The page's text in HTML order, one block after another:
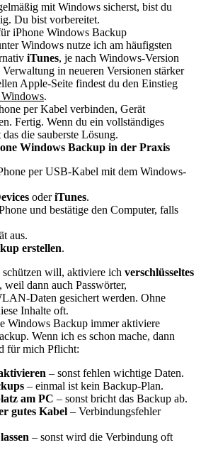
mit Windows sicherst, bist du
Du bist vorbereitet.
iPhone Windows Backup
Windows nutze ich am häufigsten
iTunes, je nach Windows-Version
in neueren Versionen stärker
Apple-Seite findest du den Einstieg
.
per Kabel verbinden, Gerät
Fertig. Wenn du ein vollständiges
die sauberste Lösung.
Windows Backup in der Praxis
per USB-Kabel mit dem Windows-
oderiTunes.
und bestätige den Computer, falls
aus.
erstellen.
will, aktiviere ich verschlüsseltes
dann auch Passwörter,
Daten gesichert werden. Ohne
Inhalte oft.
Windows Backup immer aktiviere
Wenn ich es schon mache, dann
für mich Pflicht:
– sonst fehlen wichtige Daten.
– einmal ist kein Backup-Plan.
am PC – sonst bricht das Backup ab.
gutes Kabel – Verbindungsfehler
– sonst wird die Verbindung oft